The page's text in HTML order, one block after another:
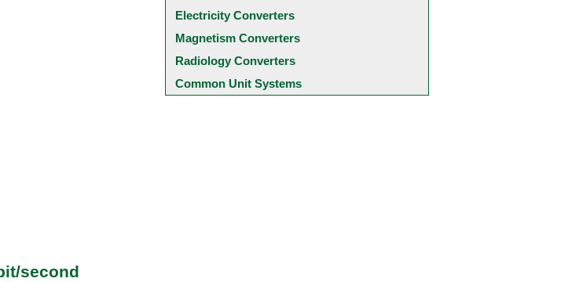
second
Electricity Converters
Magnetism Converters
Radiology Converters
Common Unit Systems